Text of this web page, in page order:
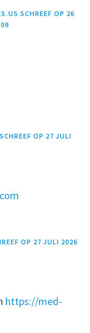
SCHREEF OP 26
SCHREEF OP 27 JULI
OP 27 JULI 2026
https://med-